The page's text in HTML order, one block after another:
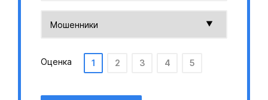
Оценка 1 2 3 4 5